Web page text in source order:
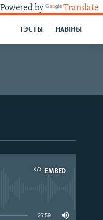
Powered by Translate
НАВІНЫ
ТЭСТЫ
EMBED
26:59